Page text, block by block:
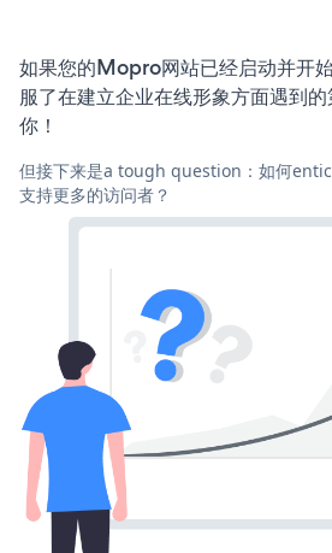
如果您的Mopro网站已经启动并开
服了在建立企业在线形象方面遇到
你！
但接下来是a tough question：如何
支持更多的访问者？